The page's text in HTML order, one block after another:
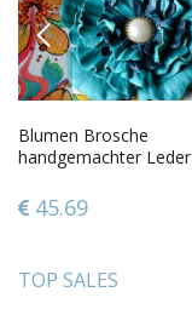
PREVIOUS
Blumen Brosche
handgemachter Leder
in Türkisblau
45.69
TOP SALES